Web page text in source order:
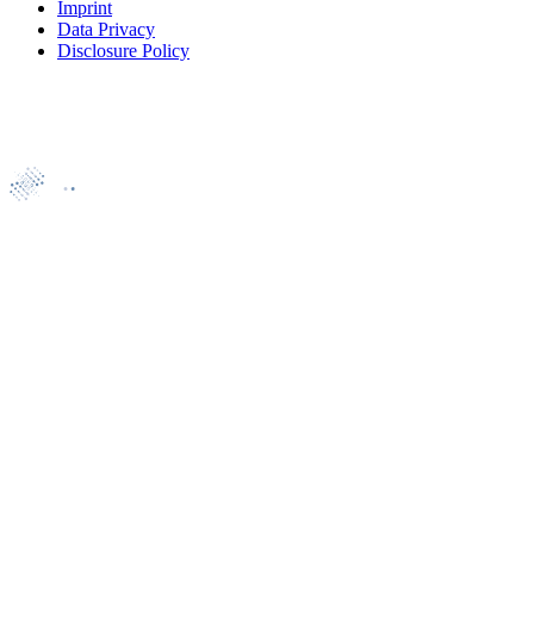
Imprint
Data Privacy
Disclosure Policy